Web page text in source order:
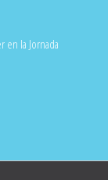
en la Jornada